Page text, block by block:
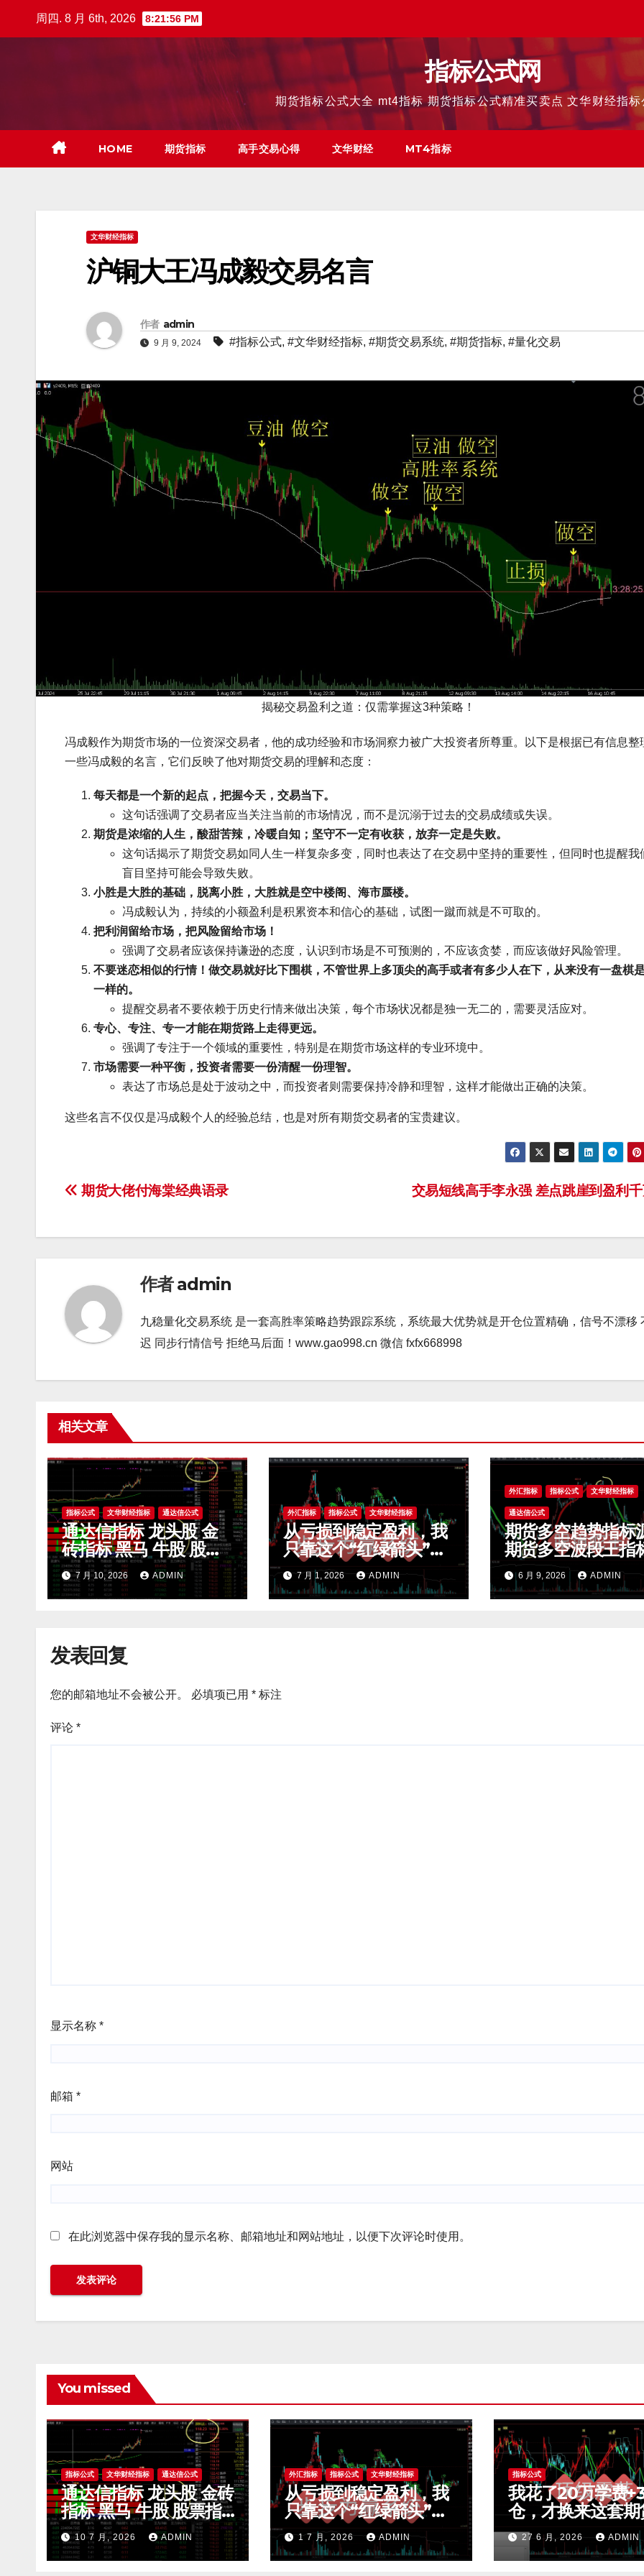
周四. 8 月 6th, 2026 8:21:57 PM
指标公式网
期货指标公式大全 mt4指标 期货指标公式精准买卖点 文华财经指
HOME 期货指标 高手交易心得 文华财经 MT4指标
文华财经指标
沪铜大王冯成毅交易名言
作者 admin
9 月 9, 2024 #指标公式, #文华财经指标, #期货交易系统, #期货指标, #量化交易
揭秘交易盈利之道：仅需掌握这3种策略！
冯成毅作为期货市场的一位资深交易者，他的成功经验和市场洞察力被广大投资者所尊重。以下是根据已有信息整
一些冯成毅的名言，它们反映了他对期货交易的理解和态度：
每天都是一个新的起点，把握今天，交易当下。
这句话强调了交易者应当关注当前的市场情况，而不是沉溺于过去的交易成绩或失误。
期货是浓缩的人生，酸甜苦辣，冷暖自知；坚守不一定有收获，放弃一定是失败。
这句话揭示了期货交易如同人生一样复杂多变，同时也表达了在交易中坚持的重要性，但同时也提醒我
盲目坚持可能会导致失败。
小胜是大胜的基础，脱离小胜，大胜就是空中楼阁、海市蜃楼。
冯成毅认为，持续的小额盈利是积累资本和信心的基础，试图一蹴而就是不可取的。
把利润留给市场，把风险留给市场！
强调了交易者应该保持谦逊的态度，认识到市场是不可预测的，不应该贪婪，而应该做好风险管理。
不要迷恋相似的行情！做交易就好比下围棋，不管世界上多顶尖的高手或者有多少人在下，从来没有一盘棋
一样的。
提醒交易者不要依赖于历史行情来做出决策，每个市场状况都是独一无二的，需要灵活应对。
专心、专注、专一才能在期货路上走得更远。
强调了专注于一个领域的重要性，特别是在期货市场这样的专业环境中。
市场需要一种平衡，投资者需要一份清醒一份理智。
表达了市场总是处于波动之中，而投资者则需要保持冷静和理智，这样才能做出正确的决策。
这些名言不仅仅是冯成毅个人的经验总结，也是对所有期货交易者的宝贵建议。
文
航
交易短线高手李永强 差点跳崖到盈利
期货大佬付海棠经典语录
作者admin
九稳量化交易系统 是一套高胜率策略趋势跟踪系统，系统最大优势就是开仓位置精确，信号不漂移
迟 同步行情信号 拒绝马后面！www.gao998.cn 微信 fxfx668998
相关文章
指标公式 文华财经指标 通达信公式
通达信指标 龙头股 金
砖指标 黑马 牛股 股票
指标公式
7 月 10, 2026 ADMIN
外汇指标 指标公式 文华财经指标
从亏损到稳定盈利，我
只靠这个“红绿箭头”过
滤无效交易，干货全公
开 mt4指标
7 月 1, 2026 ADMIN
外汇指标 指标公式 文华财经指标
通达信公式
期货多空趋势指标
期货多空波段王指
码价值上亿波段指
码 期货指标公式网
6 月 9, 2026 ADMIN
发表回复
您的邮箱地址不会被公开。 必填项已用 * 标注
评论 *
显示名称 *
邮箱 *
网站
在此浏览器中保存我的显示名称、邮箱地址和网站地址，以便下次评论时使用。
You missed
指标公式 文华财经指标 通达信公式
通达信指标 龙头股 金砖
指标 黑马 牛股 股票指
标公式
10 7 月, 2026 ADMIN
外汇指标 指标公式 文华财经指标
从亏损到稳定盈利，我
只靠这个“红绿箭头”过
滤无效交易，干货全公
开 mt4指标
1 7 月, 2026 ADMIN
指标公式
我花了20万学费
仓，才换来这套期
荡交易系统，今天
公开核心逻辑
27 6 月, 2026 ADMIN